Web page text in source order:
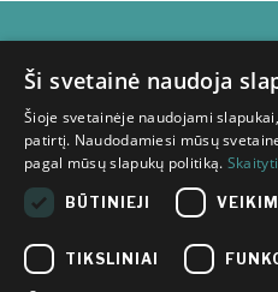
Subscribe
newsletter
Ši svetainė naudoja
Šioje svetainėje naudojami
patirtį. Naudodamiesi mūsų
pagal mūsų slapukų politiką.
BŪTINIEJI
TIKSLINIAI